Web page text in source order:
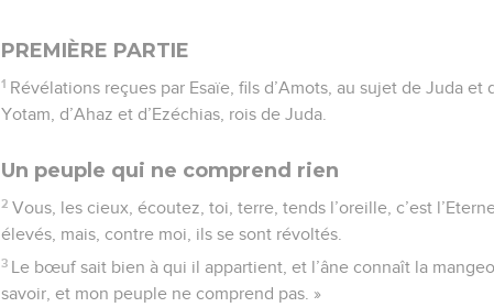
PREMIÈRE PARTIE
1 Révélations reçues par Esaïe, fils d’Amots, au sujet de Juda et
Yotam, d’Ahaz et d’Ezéchias, rois de Juda.
Un peuple qui ne comprend rien
2 Vous, les cieux, écoutez, toi, terre, tends l’oreille, c’est
élevés, mais, contre moi, ils se sont révoltés.
3 Le bœuf sait bien à qui il appartient, et l’âne connaît la
savoir, et mon peuple ne comprend pas. »